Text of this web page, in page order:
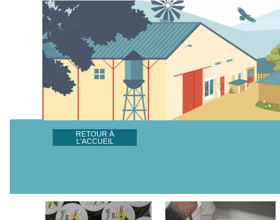
RETOUR À
L'ACCUEIL